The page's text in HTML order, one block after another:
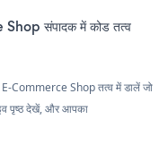
संपादक में कोड तत्व
Commerce Shop तत्व में डालें जो
पृष्ठ देखें, और आपका